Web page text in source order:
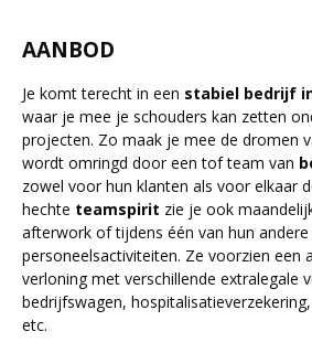
AANBOD
Je komt terecht in een stabiel bedrijf
waar je mee je schouders kan zetten
projecten. Zo maak je mee de dromen
wordt omringd door een tof team van
zowel voor hun klanten als voor elkaar
hechte teamspirit zie je ook
afterwork of tijdens één van hun andere
personeelsactiviteiten. Ze voorzien een
verloning met verschillende extralegale
bedrijfswagen,
etc.